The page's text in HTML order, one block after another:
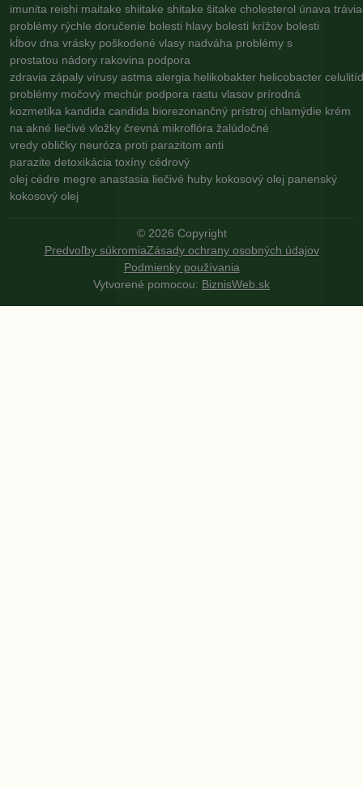
imunita reishi maitake shiitake shitake šitake cholesterol únava
problémy rýchle doručenie bolesti hlavy bolesti krížov bolesti
kĺbov dna vrásky poškodené vlasy nadváha problémy s
prostatou nádory rakovina podpora
zdravia zápaly vírusy astma alergia helikobakter helicobacter
problémy močový mechúr podpora rastu vlasov prírodná
kozmetika kandida candida biorezonančný prístroj chlamýdie krém
na akné liečivé vložky črevná mikroflóra žalúdočné
vredy obličky neuróza proti parazitom anti
parazite detoxikácia toxíny cédrový
olej cédre megre anastasia liečivé huby kokosový olej panenský
kokosový olej
© 2026 Copyright
Predvoľby súkromiaZásady ochrany osobných údajov
Podmienky používania
Vytvorené pomocou: BiznisWeb.sk